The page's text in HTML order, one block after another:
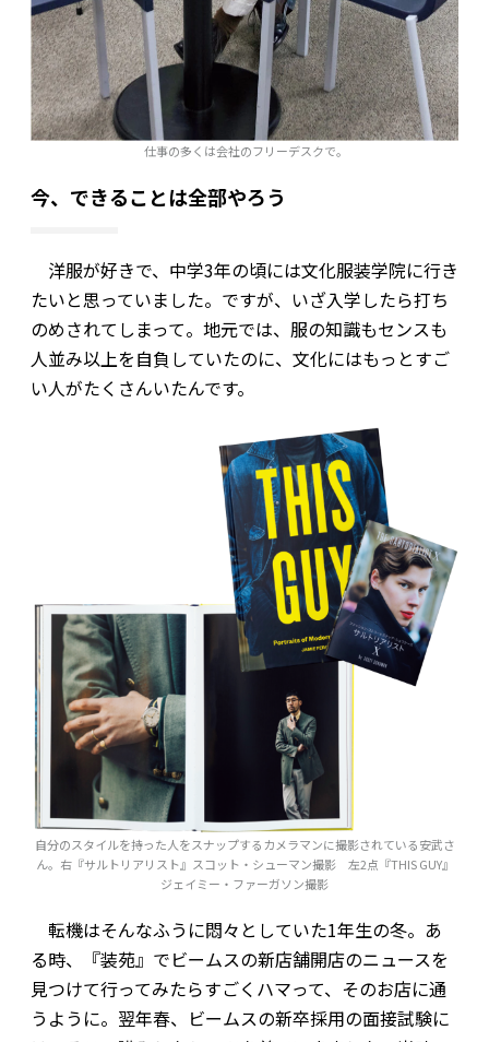
仕事の多くは会社のフリーデスクで。
今、できることは全部やろう
洋服が好きで、中学3年の頃には文化服装学院に行き
たいと思っていました。ですが、いざ入学したら打ち
のめされてしまって。地元では、服の知識もセンスも
人並み以上を自負していたのに、文化にはもっとすご
い人がたくさんいたんです。
自分のスタイルを持った人をスナップするカメラマンに撮影されている安武さ
ん。右『サルトリアリスト』スコット・シューマン撮影 左2点『THIS GUY』
ジェイミー・ファーガソン撮影
転機はそんなふうに悶々としていた1年生の冬。あ
る時、『装苑』でビームスの新店舗開店のニュースを
見つけて行ってみたらすごくハマって、そのお店に通
うように。翌年春、ビームスの新卒採用の面接試験に